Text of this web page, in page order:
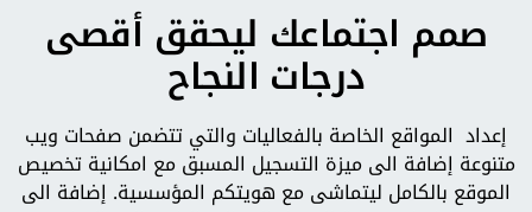
صمم اجتماعك ليحقق أقصى
درجات النجاح
إعداد المواقع الخاصة بالفعاليات والتي تتضمن صفحات ويب
متنوعة إضافة الى ميزة التسجيل المسبق مع امكانية تخصيص
الموقع بالكامل ليتماشى مع هويتكم المؤسسية. إضافة الى